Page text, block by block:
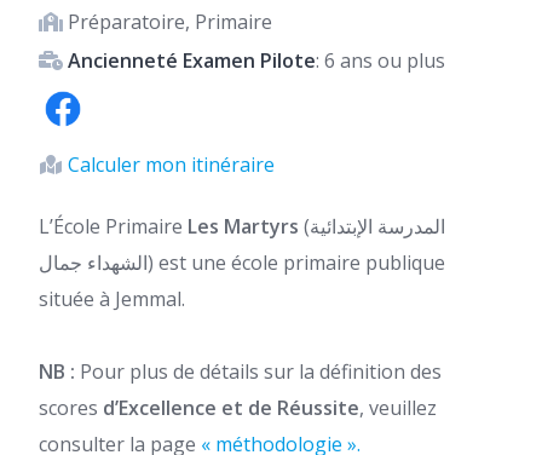
Préparatoire, Primaire
Ancienneté Examen Pilote: 6 ans ou plus
Calculer mon itinéraire
L’École Primaire Les Martyrs (المدرسة الإبتدائية
الشهداء جمال) est une école primaire publique
située à Jemmal.
NB : Pour plus de détails sur la définition des
scores d’Excellence et de Réussite, veuillez
consulter la page « méthodologie ».